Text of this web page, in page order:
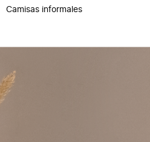
Camisas informales